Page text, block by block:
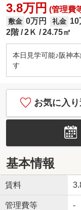
3.8万円 (管理費
敷金 0万円 礼金 10
2階 2Ｋ 24.75㎡
本日見学可能♪阪神
す
お気に入
基本情報
賃料
管理費等 -